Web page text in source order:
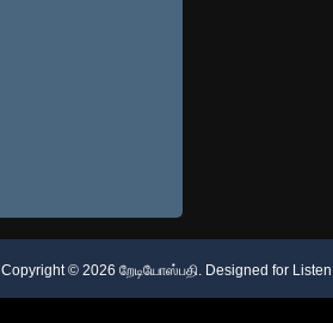
Copyright © 2026 றேடியோஸ்பதி . Designed for